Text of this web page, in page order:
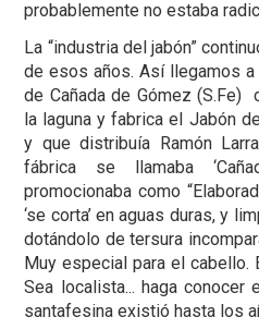
probablemente no estaba
La “industria del jabón”
de esos años. Así llegamos
de Cañada de Gómez (S.Fe)
la laguna y fabrica el Jabón
y que distribuía Ramón
fábrica se llamaba
promocionaba como
‘se corta’ en aguas duras, y
dotándolo de tersura
Muy especial para el cabello.
Sea localista... haga conocer
santafesina existió hasta los